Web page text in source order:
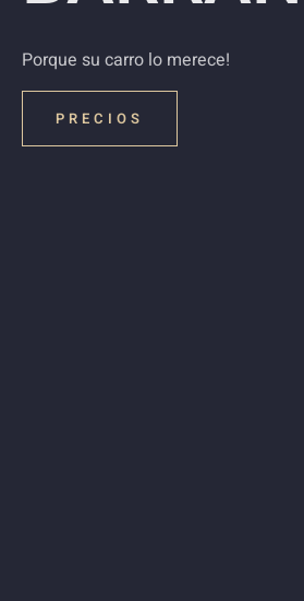
Porque su carro lo merece!
PRECIOS